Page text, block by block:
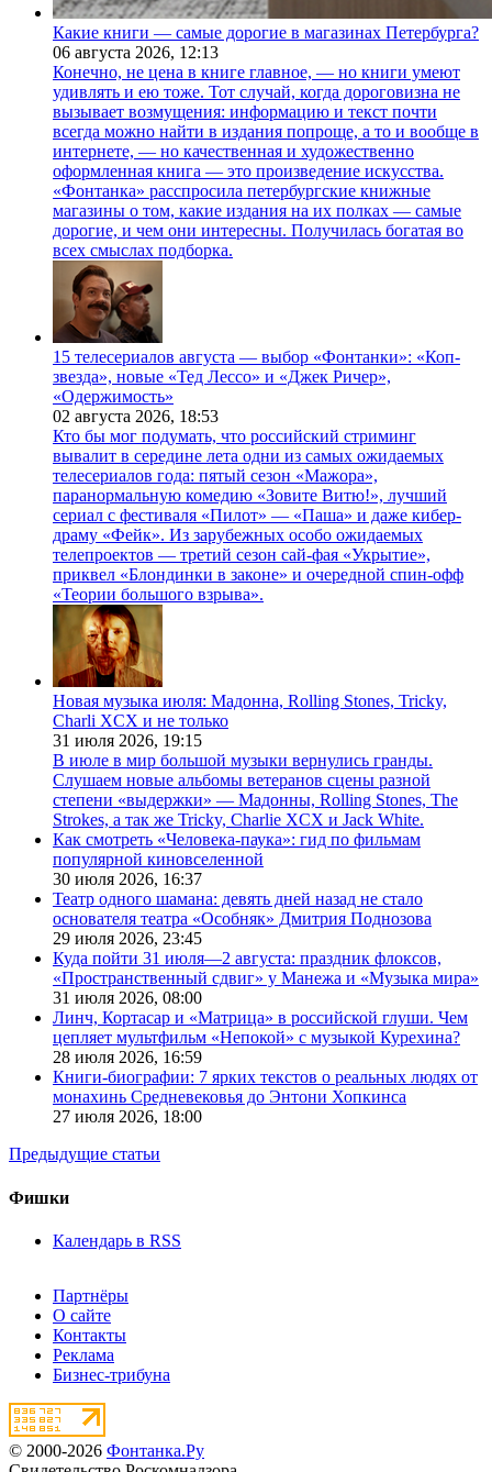
Какие книги — самые дорогие в магазинах Петербурга?
06 августа 2026, 12:13
Конечно, не цена в книге главное, — но книги умеют
удивлять и ею тоже. Тот случай, когда дороговизна не
вызывает возмущения: информацию и текст почти
всегда можно найти в издания попроще, а то и вообще в
интернете, — но качественная и художественно
оформленная книга — это произведение искусства.
«Фонтанка» расспросила петербургские книжные
магазины о том, какие издания на их полках — самые
дорогие, и чем они интересны. Получилась богатая во
всех смыслах подборка.
15 телесериалов августа — выбор «Фонтанки»: «Коп-
звезда», новые «Тед Лессо» и «Джек Ричер»,
«Одержимость»
02 августа 2026, 18:53
Кто бы мог подумать, что российский стриминг
вывалит в середине лета одни из самых ожидаемых
телесериалов года: пятый сезон «Мажора»,
паранормальную комедию «Зовите Витю!», лучший
сериал с фестиваля «Пилот» — «Паша» и даже кибер-
драму «Фейк». Из зарубежных особо ожидаемых
телепроектов — третий сезон сай-фая «Укрытие»,
приквел «Блондинки в законе» и очередной спин-офф
«Теории большого взрыва».
Новая музыка июля: Мадонна, Rolling Stones, Tricky,
Charli XCX и не только
31 июля 2026, 19:15
В июле в мир большой музыки вернулись гранды.
Слушаем новые альбомы ветеранов сцены разной
степени «выдержки» — Мадонны, Rolling Stones, The
Strokes, а так же Tricky, Charlie XCX и Jack White.
Как смотреть «Человека-паука»: гид по фильмам
популярной киновселенной
30 июля 2026, 16:37
Театр одного шамана: девять дней назад не стало
основателя театра «Особняк» Дмитрия Поднозова
29 июля 2026, 23:45
Куда пойти 31 июля—2 августа: праздник флоксов,
«Пространственный сдвиг» у Манежа и «Музыка мира»
31 июля 2026, 08:00
Линч, Кортасар и «Матрица» в российской глуши. Чем
цепляет мультфильм «Непокой» с музыкой Курехина?
28 июля 2026, 16:59
Книги-биографии: 7 ярких текстов о реальных людях от
монахинь Средневековья до Энтони Хопкинса
27 июля 2026, 18:00
Предыдущие статьи
Фишки
Календарь в RSS
Партнёры
О сайте
Контакты
Реклама
Бизнес-трибуна
© 2000-2026 Фонтанка.Ру